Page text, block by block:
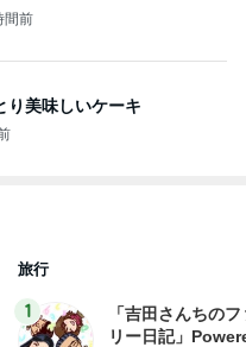
間前
り美味しいケーキ
旅行
1
「吉田さんちの
リー日記」